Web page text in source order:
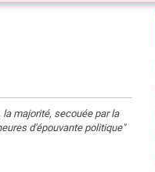
majorité, secouée par la
d'épouvante politique"